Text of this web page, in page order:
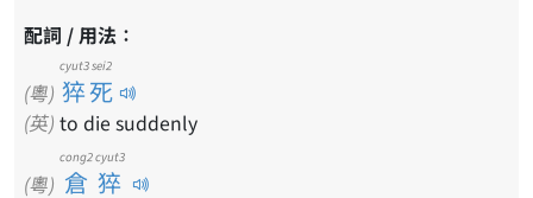
配詞 / 用法：
(粵) 猝死
cyut3 sei2
(英) to die suddenly
(粵) 倉猝
cong2 cyut3